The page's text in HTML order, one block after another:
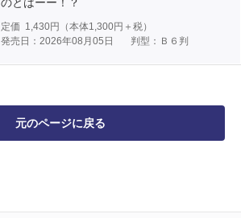
定価 1,430円（本体1,300円＋税）
発売日：2026年08月05日
判型：Ｂ６判
元のページに戻る